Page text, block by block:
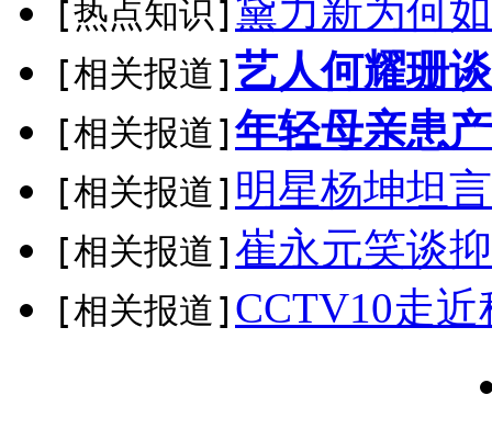
[热点知识] 黛力新为何
[相关报道] 艺人何耀珊
[相关报道] 年轻母亲患
[相关报道] 明星杨坤坦
[相关报道] 崔永元笑谈
[相关报道] CCTV10走